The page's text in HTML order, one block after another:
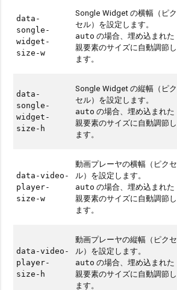
data-
songle-
widget-
size-w
Songle Widget の横幅（ピク
セル）を設定します。
auto の場合、埋め込まれた
親要素のサイズに自動調節し
ます。
data-
songle-
widget-
size-h
Songle Widget の縦幅（ピク
セル）を設定します。
auto の場合、埋め込まれた
親要素のサイズに自動調節し
ます。
data-video-
player-
size-w
動画プレーヤの横幅（ピクセ
ル）を設定します。
auto の場合、埋め込まれた
親要素のサイズに自動調節し
ます。
data-video-
player-
size-h
動画プレーヤの縦幅（ピクセ
ル）を設定します。
auto の場合、埋め込まれた
親要素のサイズに自動調節し
ます。